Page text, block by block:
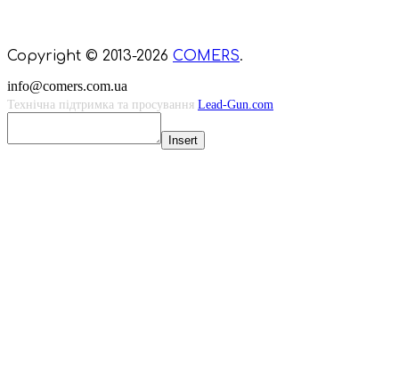
Copyright © 2013-2026 COMERS.
info@comers.com.ua
Технічна підтримка та просування Lead-Gun.com
Insert